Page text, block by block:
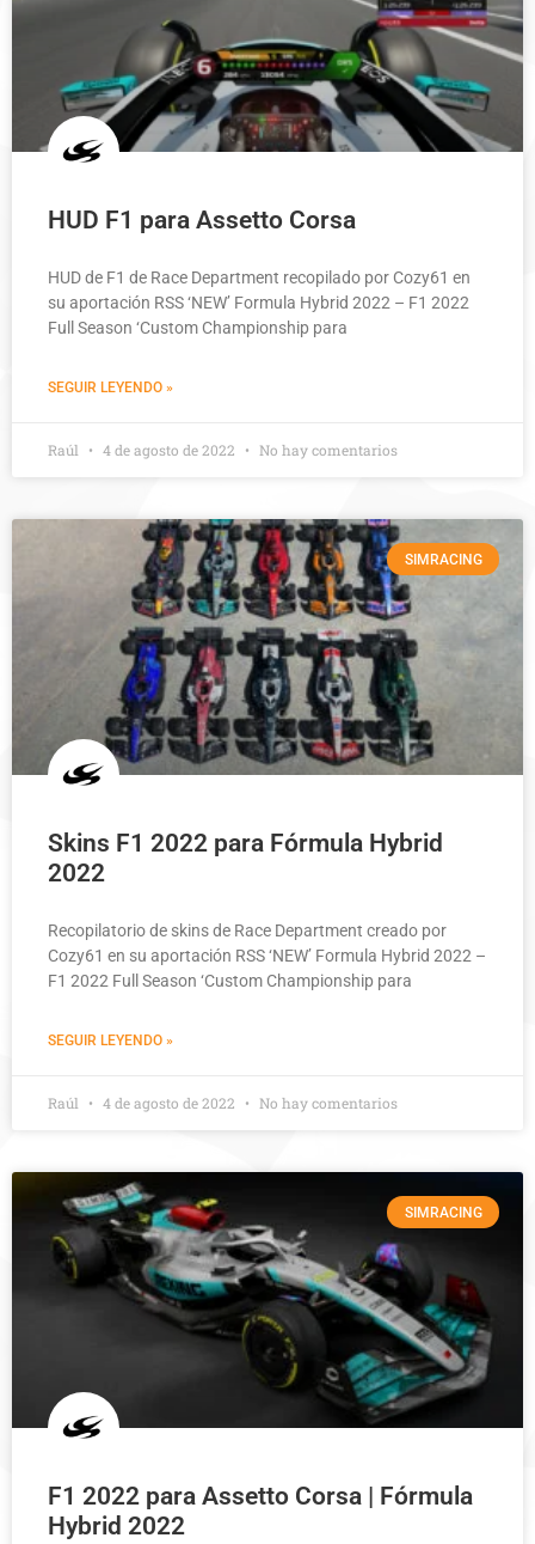
HUD F1 para Assetto Corsa
HUD de F1 de Race Department recopilado por Cozy61 en
su aportación RSS ‘NEW’ Formula Hybrid 2022 – F1 2022
Full Season ‘Custom Championship para
SEGUIR LEYENDO »
Raúl 4 de agosto de 2022 No hay comentarios
SIMRACING
Skins F1 2022 para Fórmula Hybrid
2022
Recopilatorio de skins de Race Department creado por
Cozy61 en su aportación RSS ‘NEW’ Formula Hybrid 2022 –
F1 2022 Full Season ‘Custom Championship para
SEGUIR LEYENDO »
Raúl 4 de agosto de 2022 No hay comentarios
SIMRACING
F1 2022 para Assetto Corsa | Fórmula
Hybrid 2022